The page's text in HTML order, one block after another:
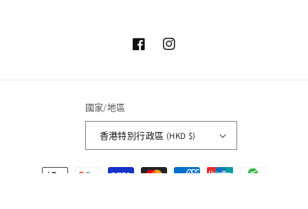
FacebookInstagram
國家/地區
香港特別行政區 (HKD $)